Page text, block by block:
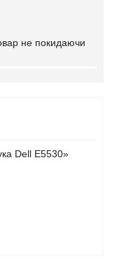
не покидаючи
Dell E5530»